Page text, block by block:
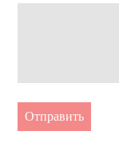
Отправить